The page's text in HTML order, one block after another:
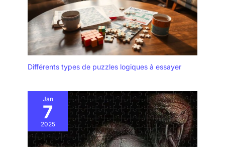
Différents types de puzzles logiques à essayer
Jan
7
2025